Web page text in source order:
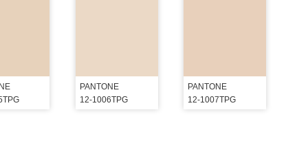
PANTONE
12-1006TPG
PANTONE
12-1007TPG